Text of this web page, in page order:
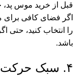
قبل از خرید موس پد،
را انتخاب کنید، حتی
باشد.
۴. سبک حرکت دست شما چطور است؟